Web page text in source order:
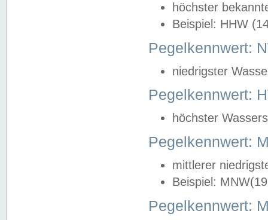
höchster
Beispiel: HHW
Pegelkennwert:
niedrigster
Pegelkennwert:
höchster
Pegelkennwert:
mittlerer
Beispiel:
Pegelkennwert: